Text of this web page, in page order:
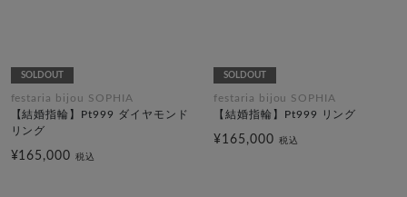
SOLDOUT
festaria bijou SOPHIA
【結婚指輪】Pt999 ダイヤモンド
リング
¥165,000税込
SOLDOUT
festaria bijou SOPHIA
【結婚指輪】Pt999 リング
¥165,000 税込